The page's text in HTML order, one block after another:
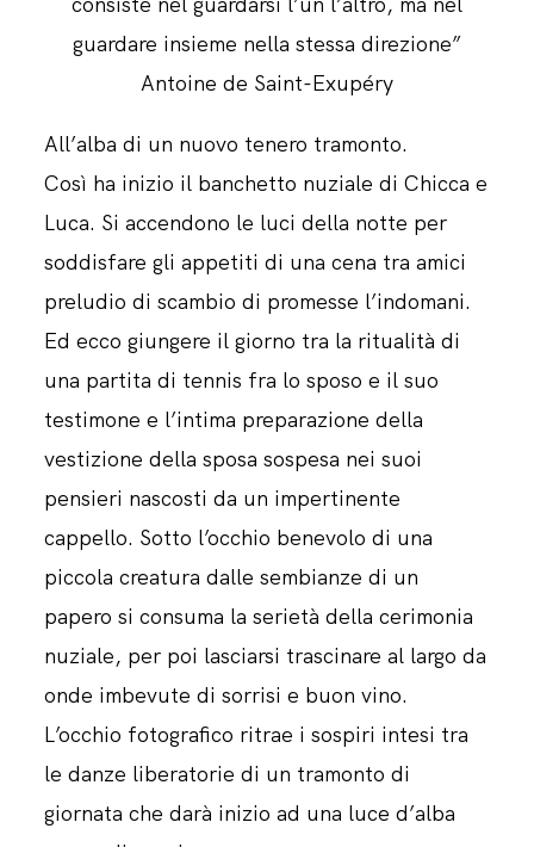
guardare insieme nella stessa direzione”
Antoine de Saint-Exupéry
All’alba di un nuovo tenero tramonto.
Così ha inizio il banchetto nuziale di Chicca e
Luca. Si accendono le luci della notte per
soddisfare gli appetiti di una cena tra amici
preludio di scambio di promesse l’indomani.
Ed ecco giungere il giorno tra la ritualità di
una partita di tennis fra lo sposo e il suo
testimone e l’intima preparazione della
vestizione della sposa sospesa nei suoi
pensieri nascosti da un impertinente
cappello. Sotto l’occhio benevolo di una
piccola creatura dalle sembianze di un
papero si consuma la serietà della cerimonia
nuziale, per poi lasciarsi trascinare al largo da
onde imbevute di sorrisi e buon vino.
L’occhio fotografico ritrae i sospiri intesi tra
le danze liberatorie di un tramonto di
giornata che darà inizio ad una luce d’alba